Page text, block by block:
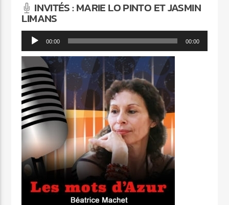
INVITÉS : MARIE LO PINTO ET JASMIN
LIMANS
Lecteur 00:00 00:00